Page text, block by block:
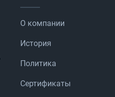
О компании
История
Политика
Сертификаты